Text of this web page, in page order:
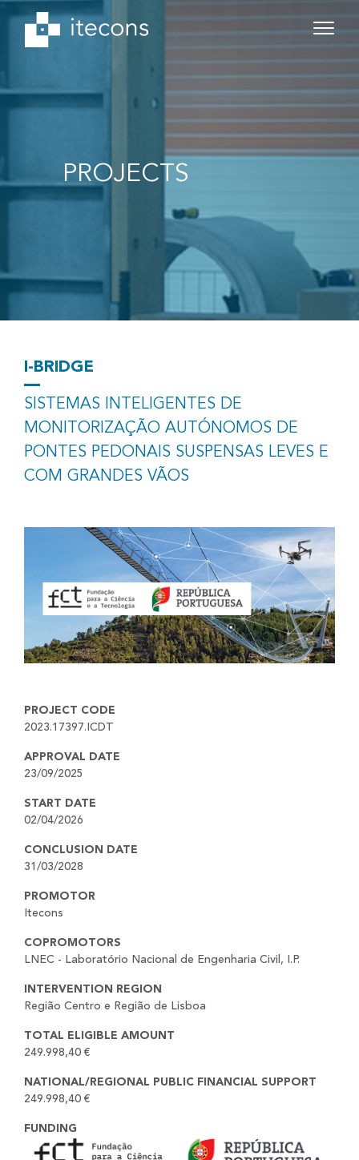
PROJECTS
I-BRIDGE
SISTEMAS INTELIGENTES DE
MONITORIZAÇÃO AUTÓNOMOS DE
PONTES PEDONAIS SUSPENSAS LEVES E
COM GRANDES VÃOS
PROJECT CODE
2023.17397.ICDT
APPROVAL DATE
23/09/2025
START DATE
02/04/2026
CONCLUSION DATE
31/03/2028
PROMOTOR
Itecons
COPROMOTORS
LNEC - Laboratório Nacional de Engenharia Civil, I.P.
INTERVENTION REGION
Região Centro e Região de Lisboa
TOTAL ELIGIBLE AMOUNT
249.998,40 €
NATIONAL/REGIONAL PUBLIC FINANCIAL SUPPORT
249.998,40 €
FUNDING